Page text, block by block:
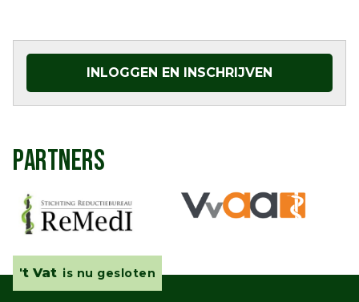
INLOGGEN EN INSCHRIJVEN
PARTNERS
't Vat is nu gesloten